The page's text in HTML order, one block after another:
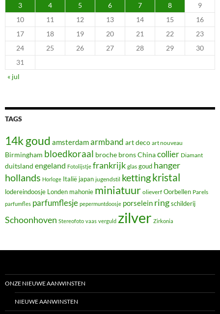
3
4 5 6 7 8
9
10
11 12 13 14 15
16
17
18 19 20 21 22
23
24
25 26 27 28 29
30
31
« jul
TAGS
14k goud amsterdamarmband art deco art nouveau
Birmingham bloedkoraal broche bronsChinacollier Diamant
duitsland engeland Fotolijstje frankrijk glas goud hanger
hollands Horloge Italië japan jugendstil kettingkristal
lodereindoosje Londen mahonie miniatuur olieverf Oorbellen Parels
parfumfles parfumflesje pepermuntdoosje porselein ringschilderij
Schoonhoven Stereofoto vaas verguld zilver Zirkonia
ONZE NIEUWE AANWINSTEN
NIEUWE AANWINSTEN